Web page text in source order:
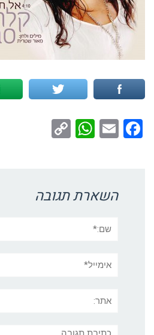
Facebook
Email
WhatsApp
השארת תגובה
תגובה